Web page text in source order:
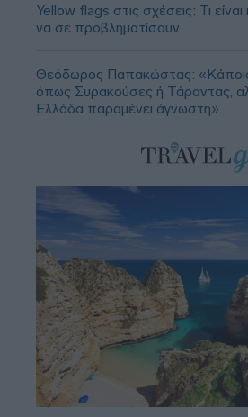
Yellow flags στις σχέσεις: Τι
να σε προβληματίσουν
Θεόδωρος Παπακώστας:
όπως Συρακούσες ή Τάραντας,
Ελλάδα παραμένει άγνωστη»